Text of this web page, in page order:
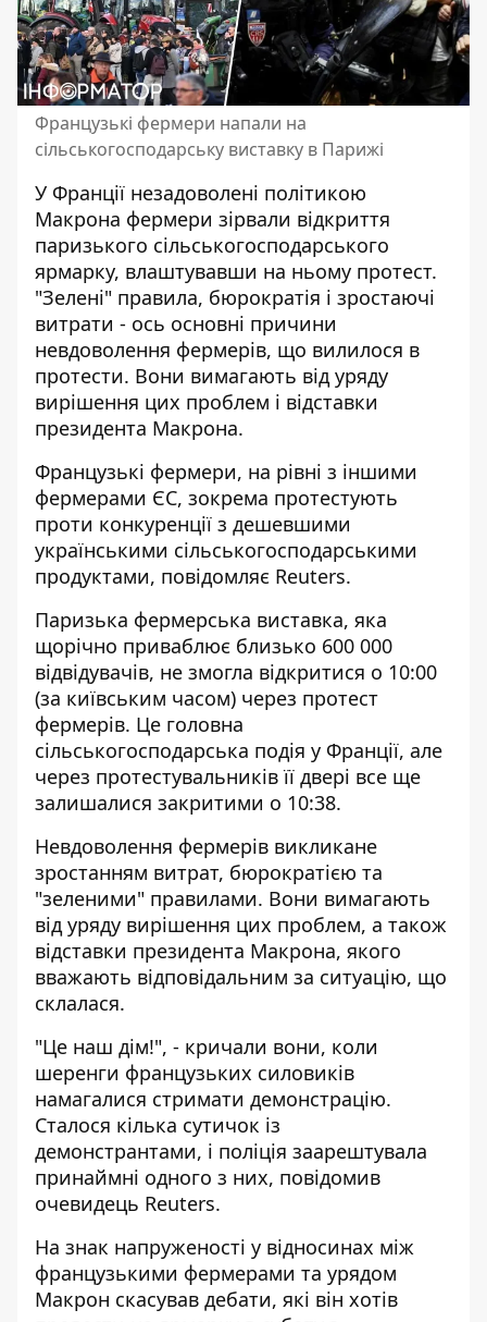
Французькі фермери напали на
сільськогосподарську виставку в Парижі
У Франції незадоволені політикою
Макрона фермери зірвали відкриття
паризького сільськогосподарського
ярмарку, влаштувавши на ньому протест.
"Зелені" правила, бюрократія і зростаючі
витрати - ось основні причини
невдоволення фермерів, що вилилося в
протести. Вони вимагають від уряду
вирішення цих проблем і відставки
президента Макрона.
Французькі фермери, на рівні з іншими
фермерами ЄС, зокрема протестують
проти конкуренції з дешевшими
українськими сільськогосподарськими
продуктами, повідомляє Reuters.
Паризька фермерська виставка, яка
щорічно приваблює близько 600 000
відвідувачів, не змогла відкритися о 10:00
(за київським часом) через протест
фермерів. Це головна
сільськогосподарська подія у Франції, але
через протестувальників її двері все ще
залишалися закритими о 10:38.
Невдоволення фермерів викликане
зростанням витрат, бюрократією та
"зеленими" правилами. Вони вимагають
від уряду вирішення цих проблем, а також
відставки президента Макрона, якого
вважають відповідальним за ситуацію, що
склалася.
"Це наш дім!", - кричали вони, коли
шеренги французьких силовиків
намагалися стримати демонстрацію.
Сталося кілька сутичок із
демонстрантами, і поліція заарештувала
принаймні одного з них, повідомив
очевидець Reuters.
На знак напруженості у відносинах між
французькими фермерами та урядом
Макрон скасував дебати, які він хотів